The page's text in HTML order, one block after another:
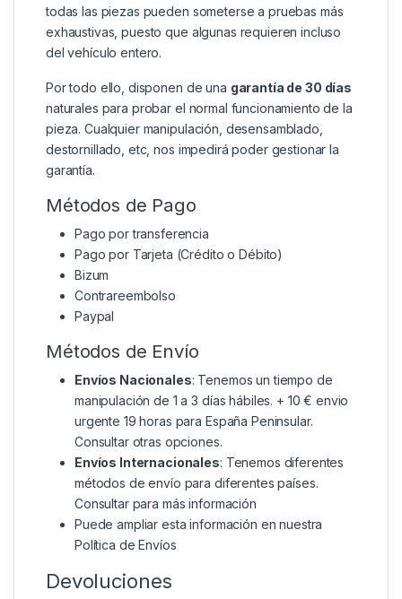
todas las piezas pueden someterse a pruebas más
exhaustivas, puesto que algunas requieren incluso
del vehículo entero.
Por todo ello, disponen de una garantía de 30 días
naturales para probar el normal funcionamiento de la
pieza. Cualquier manipulación, desensamblado,
destornillado, etc, nos impedirá poder gestionar la
garantía.
Métodos de Pago
Pago por transferencia
Pago por Tarjeta (Crédito o Débito)
Bizum
Contrareembolso
Paypal
Métodos de Envío
Envíos Nacionales: Tenemos un tiempo de
manipulación de 1 a 3 días hábiles. + 10 € envio
urgente 19 horas para España Peninsular.
Consultar otras opciones.
Envíos Internacionales: Tenemos diferentes
métodos de envío para diferentes países.
Consultar para más información
Puede ampliar esta información en nuestra
Política de Envíos
Devoluciones